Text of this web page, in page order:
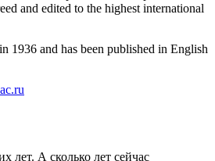
and edited to the highest international
1936 and has been published in English
лет. А сколько лет сейчас